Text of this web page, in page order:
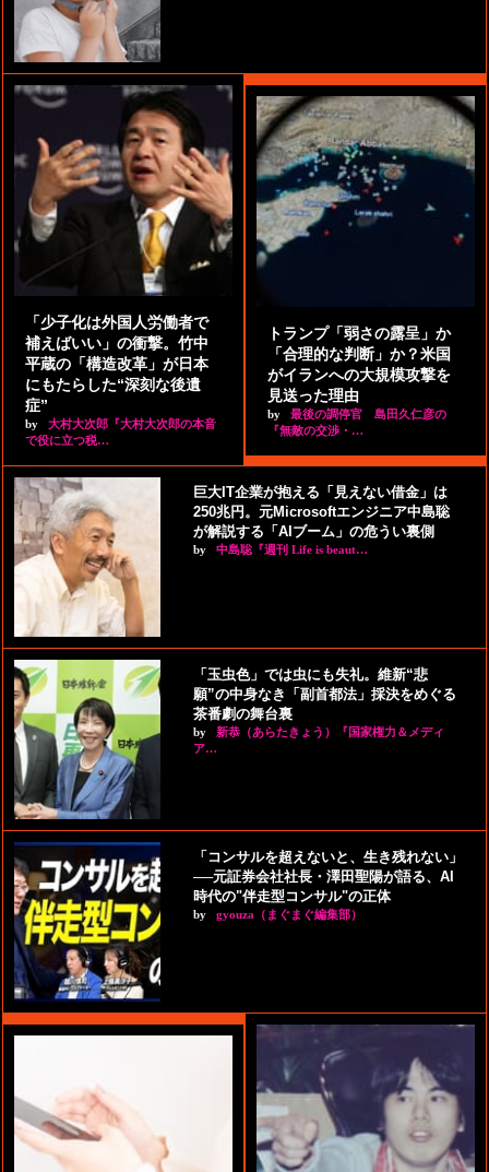
「少子化は外国人労働者で
補えばいい」の衝撃。竹中
平蔵の「構造改革」が日本
にもたらした“深刻な後遺
症”
by
大村大次郎『大村大次郎の本音
で役に立つ税…
トランプ「弱さの露呈」か
「合理的な判断」か？米国
がイランへの大規模攻撃を
見送った理由
by
最後の調停官 島田久仁彦の
『無敵の交渉・…
巨大IT企業が抱える「見えない借金」は
250兆円。元Microsoftエンジニア中島聡
が解説する「AIブーム」の危うい裏側
by 中島聡『週刊 Life is beaut…
「玉虫色」では虫にも失礼。維新“悲
願”の中身なき「副首都法」採決をめぐる
茶番劇の舞台裏
by
新恭（あらたきょう）『国家権力＆メディ
ア…
「コンサルを超えないと、生き残れない」
──元証券会社社長・澤田聖陽が語る、AI
時代の"伴走型コンサル"の正体
by gyouza（まぐまぐ編集部）